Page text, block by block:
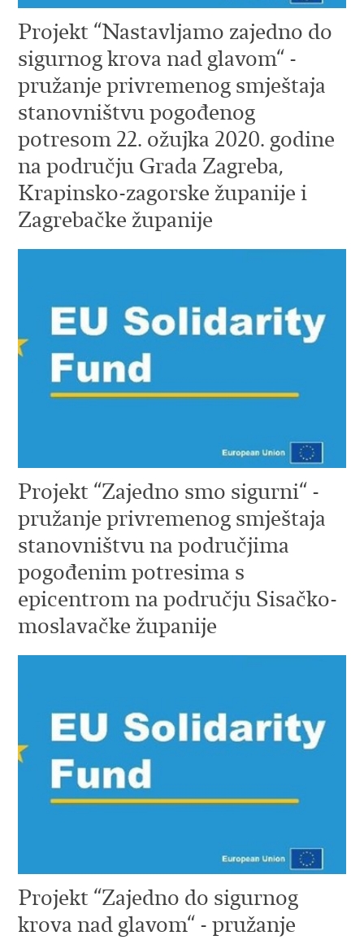
Projekt “Nastavljamo zajedno do
sigurnog krova nad glavom“ -
pružanje privremenog smještaja
stanovništvu pogođenog
potresom 22. ožujka 2020. godine
na području Grada Zagreba,
Krapinsko-zagorske županije i
Zagrebačke županije
Projekt “Zajedno smo sigurni“ -
pružanje privremenog smještaja
stanovništvu na područjima
pogođenim potresima s
epicentrom na području Sisačko-
moslavačke županije
Projekt “Zajedno do sigurnog
krova nad glavom“ - pružanje